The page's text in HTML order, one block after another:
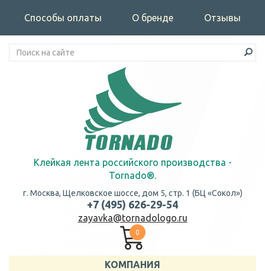
Способы оплаты О бренде Отзывы
Клейкая лента российского производства -
Tornado®.
г. Москва, Щелковское шоссе, дом 5, стр. 1 (БЦ «Сокол»)
+7 (495) 626-29-54
zayavka@tornadologo.ru
0
КОМПАНИЯ